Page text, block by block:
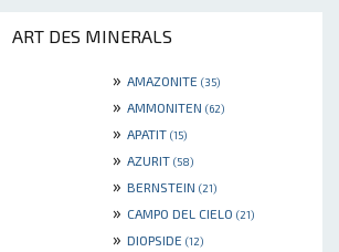
ART DES MINERALS
» AMAZONITE (35)
» AMMONITEN (62)
» APATIT (15)
» AZURIT (58)
» BERNSTEIN (21)
» CAMPO DEL CIELO (21)
» DIOPSIDE (12)